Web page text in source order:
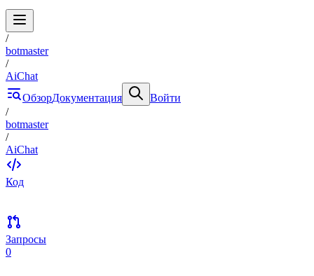
/
botmaster
/
AiChat
ОбзорДокументация
Войти
/
botmaster
/
AiChat
Код
Запросы
0